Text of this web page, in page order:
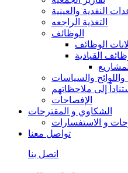
النقدية والعينية
التغذية الراجعه
الوظائف
الوظائف
القيادية
والسياسات
إلى ملاحظاتهم
الإفصاحات
الشكاوي و المقترحات
و الاستفسارات
تواصل معنا
اتصل بنا